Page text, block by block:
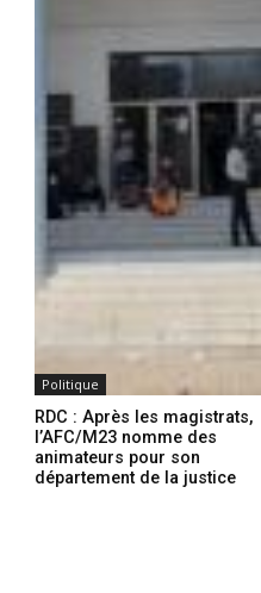
Politique
RDC : Après les magistrats,
l’AFC/M23 nomme des
animateurs pour son
département de la justice